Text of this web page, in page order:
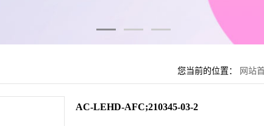
您当前的位置： 网站
AC-LEHD-AFC;210345-03-2